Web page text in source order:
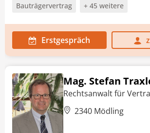
Bauträgervertrag
+ 45 weitere
Erstgespräch
Mag. Stefan
Rechtsanwalt für
2340 Mödling